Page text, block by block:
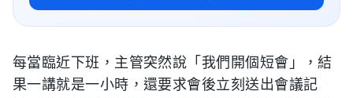
每當臨近下班，主管突然說「我們開個短會」，結
果一講就是一小時，還要求會後立刻送出會議記